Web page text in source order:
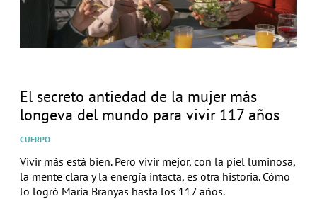
El secreto antiedad de la mujer más
longeva del mundo para vivir 117 años
CUERPO
Vivir más está bien. Pero vivir mejor, con la piel luminosa,
la mente clara y la energía intacta, es otra historia. Cómo
lo logró María Branyas hasta los 117 años.